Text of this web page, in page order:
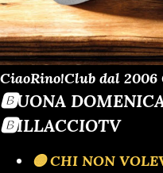
CiaoRino!Club dal 2006
🅱️UONA
🅱️ILLACCIOTV
🟡 CHI NON